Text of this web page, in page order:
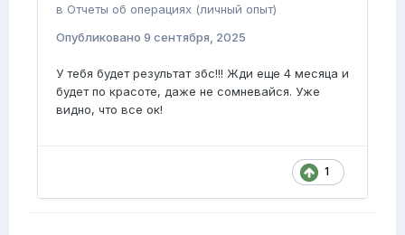
в Отчеты об операциях (личный опыт)
Опубликовано 9 сентября, 2025
У тебя будет результат збс!!! Жди еще 4 месяца и
будет по красоте, даже не сомневайся. Уже
видно, что все ок!
1